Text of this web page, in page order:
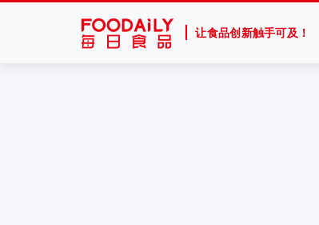
让食品创新触手可及！